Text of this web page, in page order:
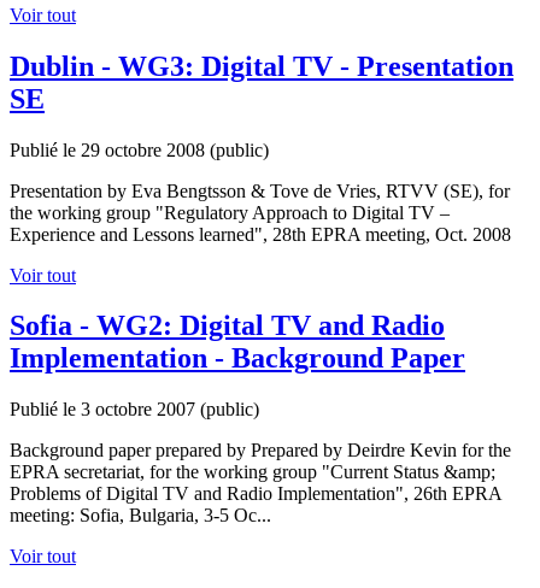
Voir tout
Dublin - WG3: Digital TV - Presentation
SE
Publié le 29 octobre 2008 (public)
Presentation by Eva Bengtsson & Tove de Vries, RTVV (SE), for
the working group "Regulatory Approach to Digital TV –
Experience and Lessons learned", 28th EPRA meeting, Oct. 2008
Voir tout
Sofia - WG2: Digital TV and Radio
Implementation - Background Paper
Publié le 3 octobre 2007 (public)
Background paper prepared by Prepared by Deirdre Kevin for the
EPRA secretariat, for the working group "Current Status &amp;
Problems of Digital TV and Radio Implementation", 26th EPRA
meeting: Sofia, Bulgaria, 3-5 Oc...
Voir tout